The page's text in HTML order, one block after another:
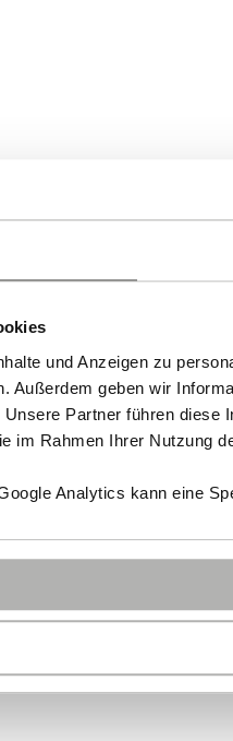
und Anzeigen zu
Außerdem geben wir
Partner führen
im Rahmen Ihrer Nutzung
Analytics kann eine